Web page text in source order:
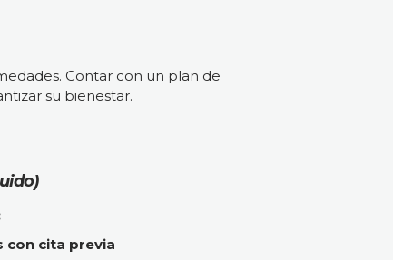
Contar con un plan de
su bienestar.
con cita previa